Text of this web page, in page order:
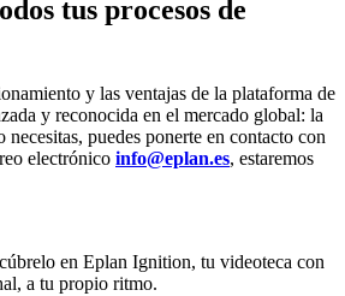
tus procesos de
y las ventajas de la plataforma de
y reconocida en el mercado global: la
necesitas, puedes ponerte en contacto con
electrónico info@eplan.es, estaremos
en Eplan Ignition, tu videoteca con
a tu propio ritmo.